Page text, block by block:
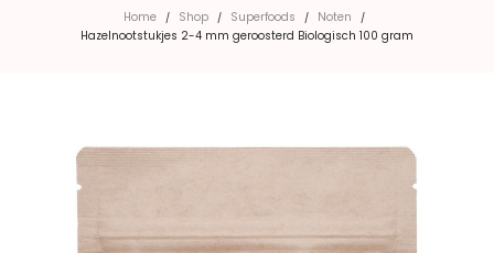
Home / Shop / Superfoods / Noten /
Hazelnootstukjes 2-4 mm geroosterd Biologisch 100 gram